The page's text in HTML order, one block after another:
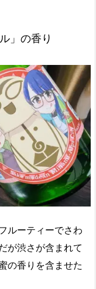
」の香り
ルーティーでさわ
が渋さが含まれて
の香りを含ませた